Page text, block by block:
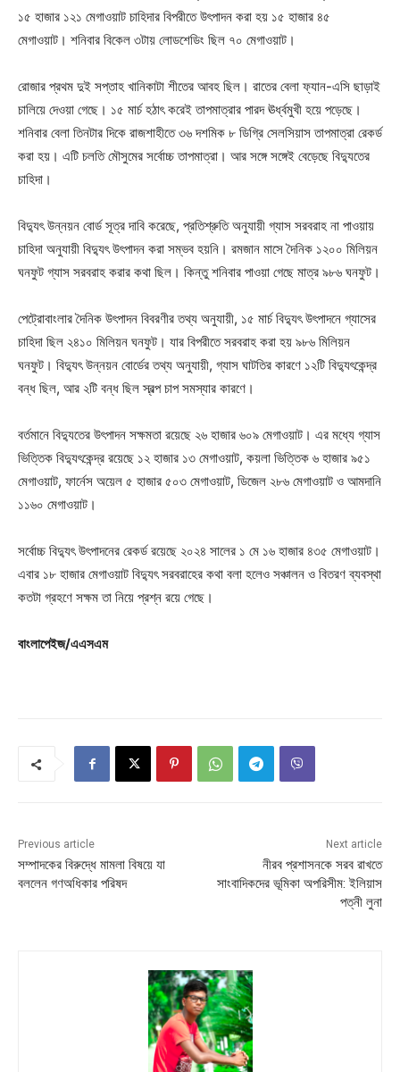
১৫ হাজার ১২১ মেগাওয়াট চাহিদার বিপরীতে উৎপাদন করা হয় ১৫ হাজার ৪৫
মেগাওয়াট। শনিবার বিকেল ৩টায় লোডশেডিং ছিল ৭০ মেগাওয়াট।
রোজার প্রথম দুই সপ্তাহ খানিকাটা শীতের আবহ ছিল। রাতের বেলা ফ্যান-এসি ছাড়াই
চালিয়ে দেওয়া গেছে। ১৫ মার্চ হঠাৎ করেই তাপমাত্রার পারদ ঊর্ধ্বমুখী হয়ে পড়েছে।
শনিবার বেলা তিনটার দিকে রাজশাহীতে ৩৬ দশমিক ৮ ডিগ্রি সেলসিয়াস তাপমাত্রা রেকর্ড
করা হয়। এটি চলতি মৌসুমের সর্বোচ্চ তাপমাত্রা। আর সঙ্গে সঙ্গেই বেড়েছে বিদ্যুতের
চাহিদা।
বিদ্যুৎ উন্নয়ন বোর্ড সূত্র দাবি করেছে, প্রতিশ্রুতি অনুযায়ী গ্যাস সরবরাহ না পাওয়ায়
চাহিদা অনুযায়ী বিদ্যুৎ উৎপাদন করা সম্ভব হয়নি। রমজান মাসে দৈনিক ১২০০ মিলিয়ন
ঘনফুট গ্যাস সরবরাহ করার কথা ছিল। কিন্তু শনিবার পাওয়া গেছে মাত্র ৯৮৬ ঘনফুট।
পেট্রোবাংলার দৈনিক উৎপাদন বিবরণীর তথ্য অনুযায়ী, ১৫ মার্চ বিদ্যুৎ উৎপাদনে গ্যাসের
চাহিদা ছিল ২৪১০ মিলিয়ন ঘনফুট। যার বিপরীতে সরবরাহ করা হয় ৯৮৬ মিলিয়ন
ঘনফুট। বিদ্যুৎ উন্নয়ন বোর্ডের তথ্য অনুযায়ী, গ্যাস ঘাটতির কারণে ১২টি বিদ্যুৎকেন্দ্র
বন্ধ ছিল, আর ২টি বন্ধ ছিল স্বল্প চাপ সমস্যার কারণে।
বর্তমানে বিদ্যুতের উৎপাদন সক্ষমতা রয়েছে ২৬ হাজার ৬০৯ মেগাওয়াট। এর মধ্যে গ্যাস
ভিত্তিক বিদ্যুৎকেন্দ্র রয়েছে ১২ হাজার ১৩ মেগাওয়াট, কয়লা ভিত্তিক ৬ হাজার ৯৫১
মেগাওয়াট, ফার্নেস অয়েল ৫ হাজার ৫০৩ মেগাওয়াট, ডিজেল ২৮৬ মেগাওয়াট ও আমদানি
১১৬০ মেগাওয়াট।
সর্বোচ্চ বিদ্যুৎ উৎপাদনের রেকর্ড রয়েছে ২০২৪ সালের ১ মে ১৬ হাজার ৪৩৫ মেগাওয়াট।
এবার ১৮ হাজার মেগাওয়াট বিদ্যুৎ সরবরাহের কথা বলা হলেও সঞ্চালন ও বিতরণ ব্যবস্থা
কতটা গ্রহণে সক্ষম তা নিয়ে প্রশ্ন রয়ে গেছে।
বাংলাপেইজ/এএসএম
Previous article
সম্পাদকের বিরুদ্ধে মামলা বিষয়ে যা
বললেন গণঅধিকার পরিষদ
Next article
নীরব প্রশাসনকে সরব রাখতে
সাংবাদিকদের ভূমিকা অপরিসীম: ইলিয়াস
পত্নী লুনা